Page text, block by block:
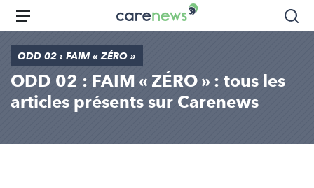
Aller
principal
Carenews,
Le
média
des
acteurs
l'engagement
Menu
ODD 02 : FAIM « ZÉRO »
ODD 02 : FAIM « ZÉRO » : tous les
articles présents sur Carenews